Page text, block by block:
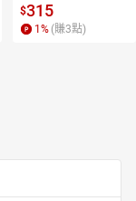
$315
1 % (賺3點)